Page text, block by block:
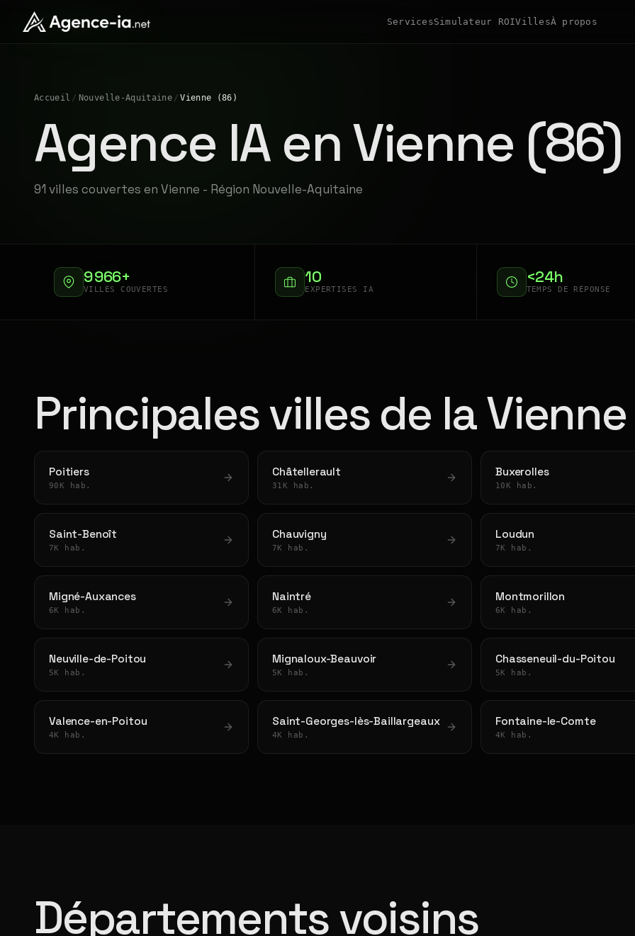
ServicesSimulateur ROIVillesÀ propos
Accueil / Nouvelle-Aquitaine / Vienne (86)
Agence IA en Vienne (86)
91 villes couvertes en Vienne - Région Nouvelle-Aquitaine
9 966+
VILLES COUVERTES
10
EXPERTISES IA
<24h
TEMPS DE RÉPONSE
Principales villes de la Vienne
Poitiers
90K hab.
Châtellerault
31K hab.
Buxerolles
10K hab.
Saint-Benoît
7K hab.
Chauvigny
7K hab.
Loudun
7K hab.
Migné-Auxances
6K hab.
Naintré
6K hab.
Montmorillon
6K hab.
Neuville-de-Poitou
5K hab.
Mignaloux-Beauvoir
5K hab.
Chasseneuil-du-Poitou
5K hab.
Valence-en-Poitou
4K hab.
Saint-Georges-lès-Baillargeaux
4K hab.
Fontaine-le-Comte
4K hab.
Départements voisins